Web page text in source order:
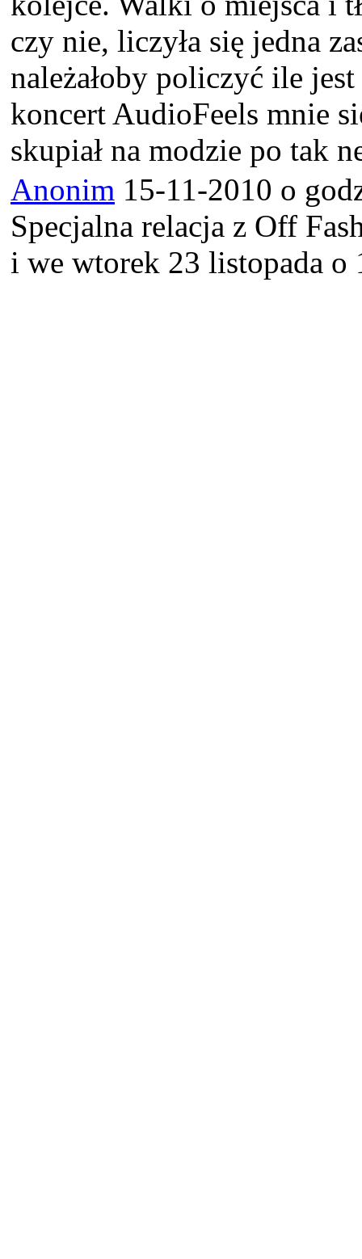
czy nie, liczyła się jedna
należałoby policzyć ile
koncert AudioFeels mnie
skupiał na modzie po tak
Anonim 15-11-2010 o
Specjalna relacja z Off
i we wtorek 23 listopada o